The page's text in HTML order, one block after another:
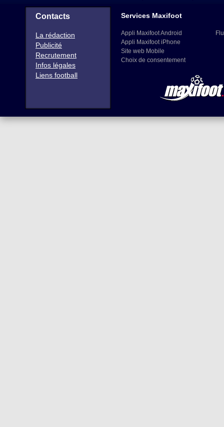
Contacts
La rédaction
Publicité
Recrutement
Infos légales
Liens football
Services Maxifoot
Appli Maxifoot Android
Appli Maxifoot iPhone
Site web Mobile
Choix de consentement